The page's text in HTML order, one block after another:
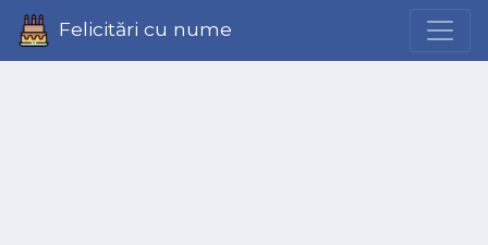
Felicitări cu nume